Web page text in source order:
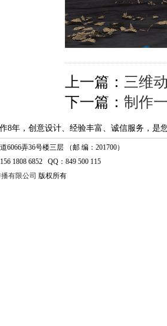
上一篇： 三维
下一篇： 制作
8年，创意设计、经验丰富、诚信服务，是
弄36号楼三层 （邮 编：201700）
1808 6852 QQ：849 500 115
有限公司 版权所有